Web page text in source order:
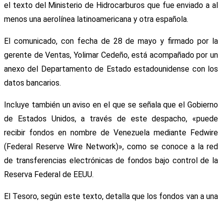
el texto del Ministerio de Hidrocarburos que fue enviado a al
menos una aerolínea latinoamericana y otra española.
El comunicado, con fecha de 28 de mayo y firmado por la
gerente de Ventas, Yolimar Cedeño, está acompañado por un
anexo del Departamento de Estado estadounidense con los
datos bancarios.
Incluye también un aviso en el que se señala que el Gobierno
de Estados Unidos, a través de este despacho, «puede
recibir fondos en nombre de Venezuela mediante Fedwire
(Federal Reserve Wire Network)», como se conoce a la red
de transferencias electrónicas de fondos bajo control de la
Reserva Federal de EEUU.
El Tesoro, según este texto, detalla que los fondos van a una